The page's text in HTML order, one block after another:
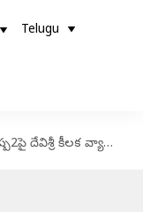
Telugu
గంగమ్మ అమ్మవారిపై సన్నివేశాలు సినిమాకే హైలెట్ అట